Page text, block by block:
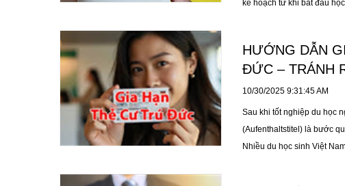
kế hoạch từ khi bắt đầu
HƯỚNG DẪN
ĐỨC – TRÁNH
10/30/2025 9:31:45 AM
Sau khi tốt nghiệp du học
(Aufenthaltstitel) là bước
Nhiều du học sinh Việt